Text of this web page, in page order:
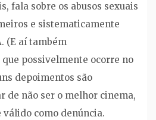
fala sobre os abusos sexuais
e sistematicamente
(E aí também
possivelmente ocorre no
depoimentos são
de não ser o melhor cinema,
como denúncia.